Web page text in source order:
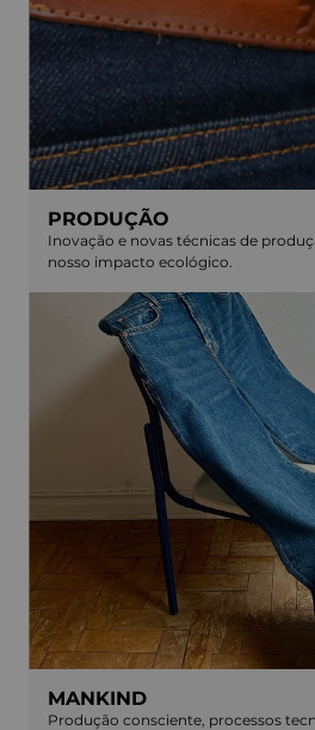
PRODUÇÃO
Inovação e novas técnicas de
nosso impacto ecológico.
MANKIND
Produção consciente, processos